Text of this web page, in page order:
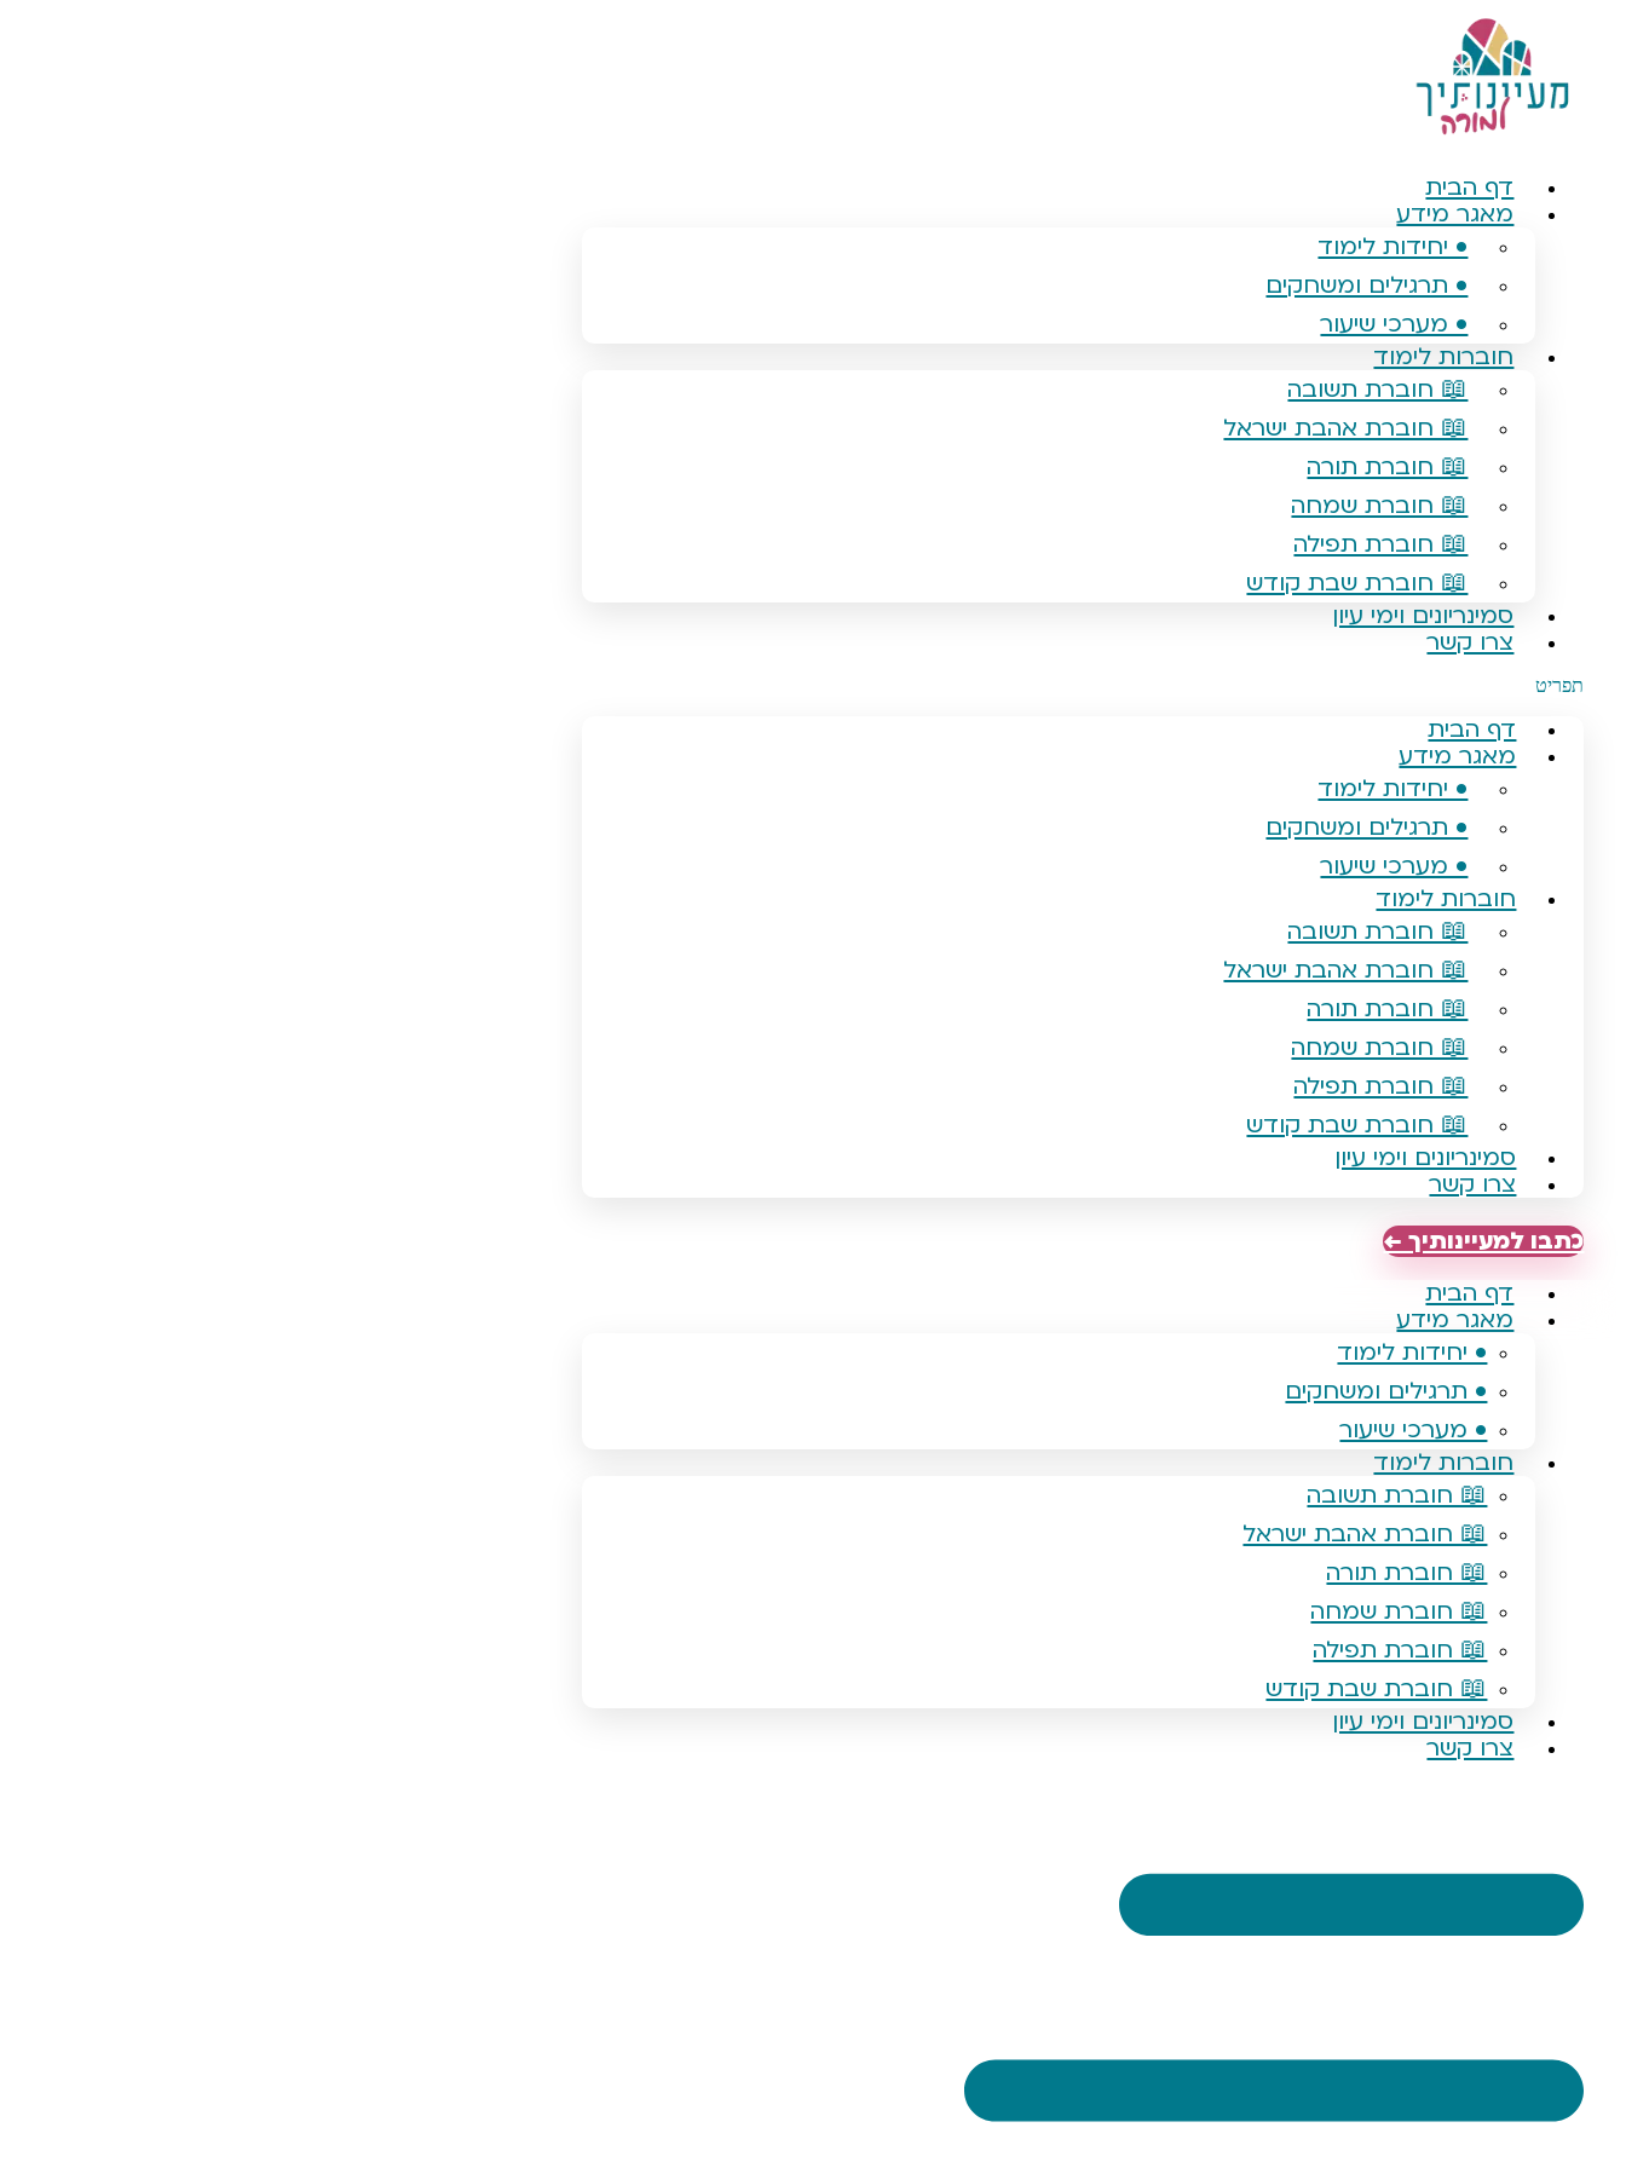
דף הבית
מאגר מידע
• יחידות לימוד
• תרגילים ומשחקים
• מערכי שיעור
חוברות לימוד
📖 חוברת תשובה
📖 חוברת אהבת ישראל
📖 חוברת תורה
📖 חוברת שמחה
📖 חוברת תפילה
📖 חוברת שבת קודש
סמינריונים וימי עיון
צרו קשר
תפריט
דף הבית
מאגר מידע
• יחידות לימוד
• תרגילים ומשחקים
• מערכי שיעור
חוברות לימוד
📖 חוברת תשובה
📖 חוברת אהבת ישראל
📖 חוברת תורה
📖 חוברת שמחה
📖 חוברת תפילה
📖 חוברת שבת קודש
סמינריונים וימי עיון
צרו קשר
כתבו למעיינותיך ←
דף הבית
מאגר מידע
• יחידות לימוד
• תרגילים ומשחקים
• מערכי שיעור
חוברות לימוד
📖 חוברת תשובה
📖 חוברת אהבת ישראל
📖 חוברת תורה
📖 חוברת שמחה
📖 חוברת תפילה
📖 חוברת שבת קודש
סמינריונים וימי עיון
צרו קשר